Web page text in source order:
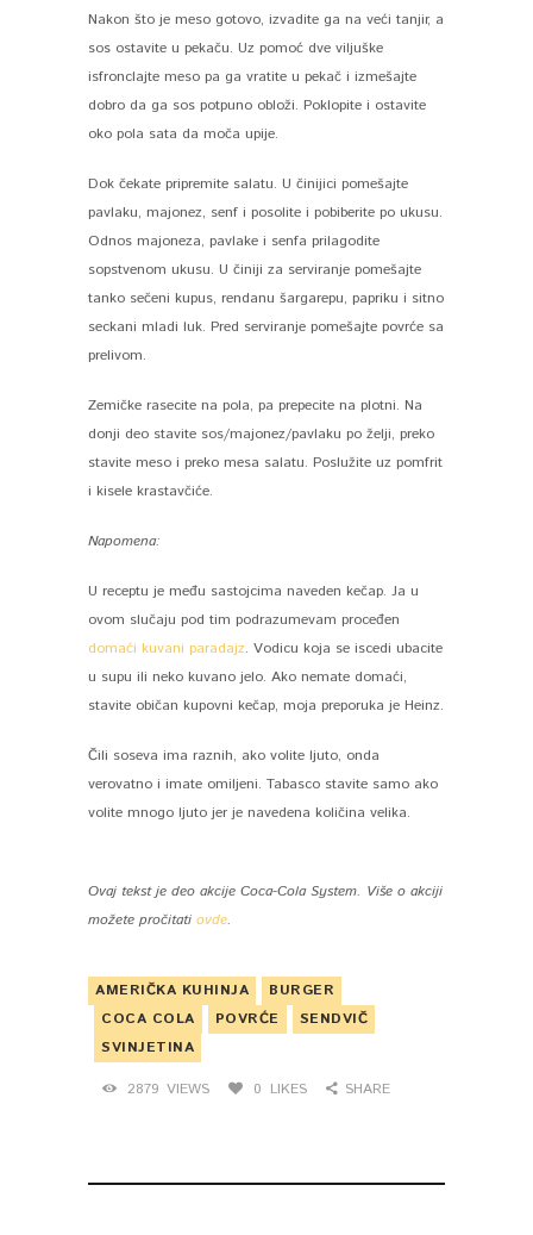
Nakon što je meso gotovo, izvadite ga na veći tanjir, a
sos ostavite u pekaču. Uz pomoć dve viljuške
isfronclajte meso pa ga vratite u pekač i izmešajte
dobro da ga sos potpuno obloži. Poklopite i ostavite
oko pola sata da moča upije.
Dok čekate pripremite salatu. U činijici pomešajte
pavlaku, majonez, senf i posolite i pobiberite po ukusu.
Odnos majoneza, pavlake i senfa prilagodite
sopstvenom ukusu. U činiji za serviranje pomešajte
tanko sečeni kupus, rendanu šargarepu, papriku i sitno
seckani mladi luk. Pred serviranje pomešajte povrće sa
prelivom.
Zemičke rasecite na pola, pa prepecite na plotni. Na
donji deo stavite sos/majonez/pavlaku po želji, preko
stavite meso i preko mesa salatu. Poslužite uz pomfrit
i kisele krastavčiće.
Napomena:
U receptu je među sastojcima naveden kečap. Ja u
ovom slučaju pod tim podrazumevam proceđen
domaći kuvani paradajz. Vodicu koja se iscedi ubacite
u supu ili neko kuvano jelo. Ako nemate domaći,
stavite običan kupovni kečap, moja preporuka je Heinz.
Čili soseva ima raznih, ako volite ljuto, onda
verovatno i imate omiljeni. Tabasco stavite samo ako
volite mnogo ljuto jer je navedena količina velika.
Ovaj tekst je deo akcije Coca-Cola System. Više o akciji
možete pročitati ovde.
AMERIČKA KUHINJA
BURGER
COCA COLA
POVRĆE
SENDVIČ
SVINJETINA
2879 VIEWS 0 LIKES SHARE